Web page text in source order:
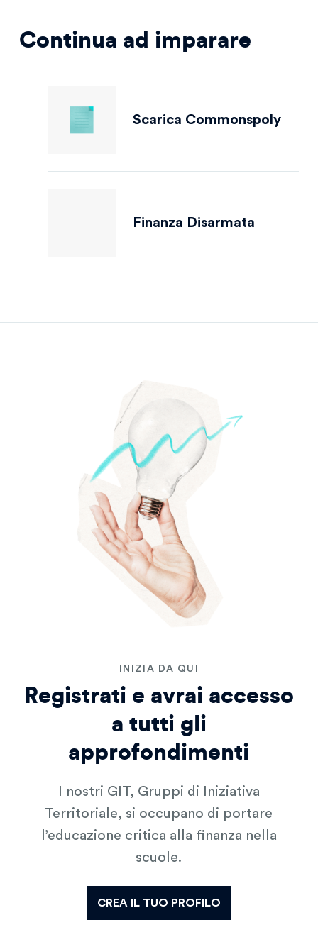
Continua ad imparare
Scarica Commonspoly
Finanza Disarmata
INIZIA DA QUI
Registrati e avrai accesso
a tutti gli
approfondimenti
I nostri GIT, Gruppi di Iniziativa
Territoriale, si occupano di portare
l’educazione critica alla finanza nella
scuole.
CREA IL TUO PROFILO